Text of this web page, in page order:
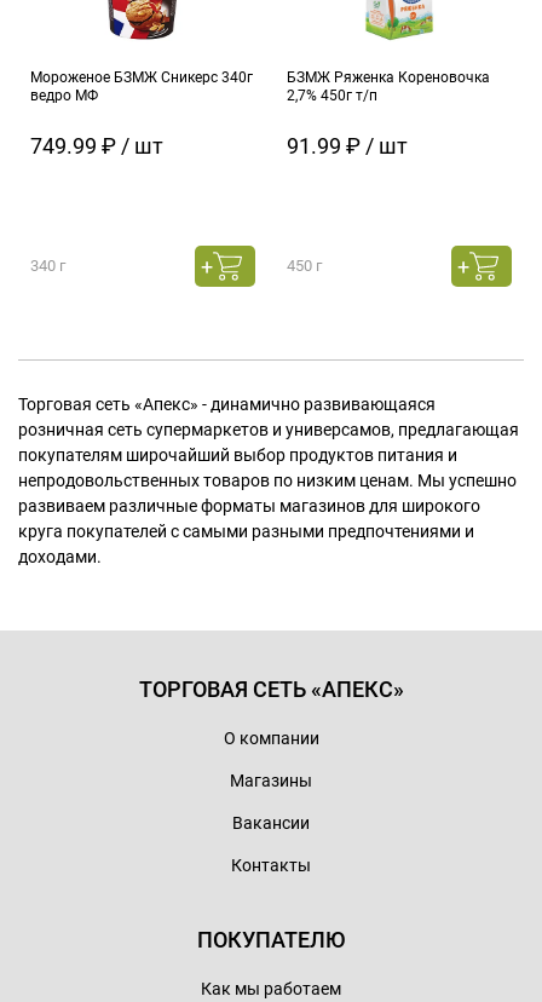
Мороженое БЗМЖ Сникерс 340г
ведро МФ
749.99 ₽ / шт
340 г
БЗМЖ Ряженка Кореновочка
2,7% 450г т/п
91.99 ₽ / шт
450 г
Торговая сеть «Апекс» - динамично развивающаяся
розничная сеть супермаркетов и универсамов, предлагающая
покупателям широчайший выбор продуктов питания и
непродовольственных товаров по низким ценам. Мы успешно
развиваем различные форматы магазинов для широкого
круга покупателей с самыми разными предпочтениями и
доходами.
ТОРГОВАЯ СЕТЬ «АПЕКС»
О компании
Магазины
Вакансии
Контакты
ПОКУПАТЕЛЮ
Как мы работаем